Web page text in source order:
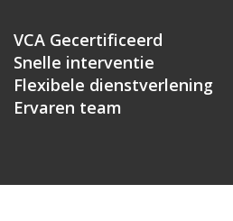
VCA Gecertificeerd
Snelle interventie
Flexibele dienstverlening
Ervaren team